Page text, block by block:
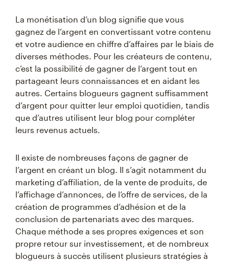
La monétisation d’un blog signifie que vous
gagnez de l’argent en convertissant votre contenu
et votre audience en chiffre d’affaires par le biais de
diverses méthodes. Pour les créateurs de contenu,
c’est la possibilité de gagner de l’argent tout en
partageant leurs connaissances et en aidant les
autres. Certains blogueurs gagnent suffisamment
d’argent pour quitter leur emploi quotidien, tandis
que d’autres utilisent leur blog pour compléter
leurs revenus actuels.
Il existe de nombreuses façons de gagner de
l’argent en créant un blog. Il s’agit notamment du
marketing d’affiliation, de la vente de produits, de
l’affichage d’annonces, de l’offre de services, de la
création de programmes d’adhésion et de la
conclusion de partenariats avec des marques.
Chaque méthode a ses propres exigences et son
propre retour sur investissement, et de nombreux
blogueurs à succès utilisent plusieurs stratégies à